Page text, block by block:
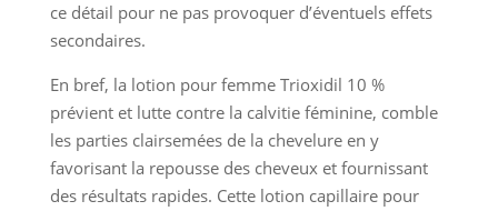
ce détail pour ne pas provoquer d’éventuels effets
secondaires.
En bref, la lotion pour femme Trioxidil 10 %
prévient et lutte contre la calvitie féminine, comble
les parties clairsemées de la chevelure en y
favorisant la repousse des cheveux et fournissant
des résultats rapides. Cette lotion capillaire pour